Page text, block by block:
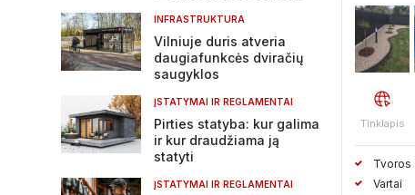
INFRASTRUKTURA
Vilniuje duris atveria
daugiafunkcės dviračių
saugyklos
ĮSTATYMAI IR REGLAMENTAI
Pirties statyba: kur galima
ir kur draudžiama ją
statyti
ĮSTATYMAI IR REGLAMENTAI
Tinklapis
Tvoros
Vartai